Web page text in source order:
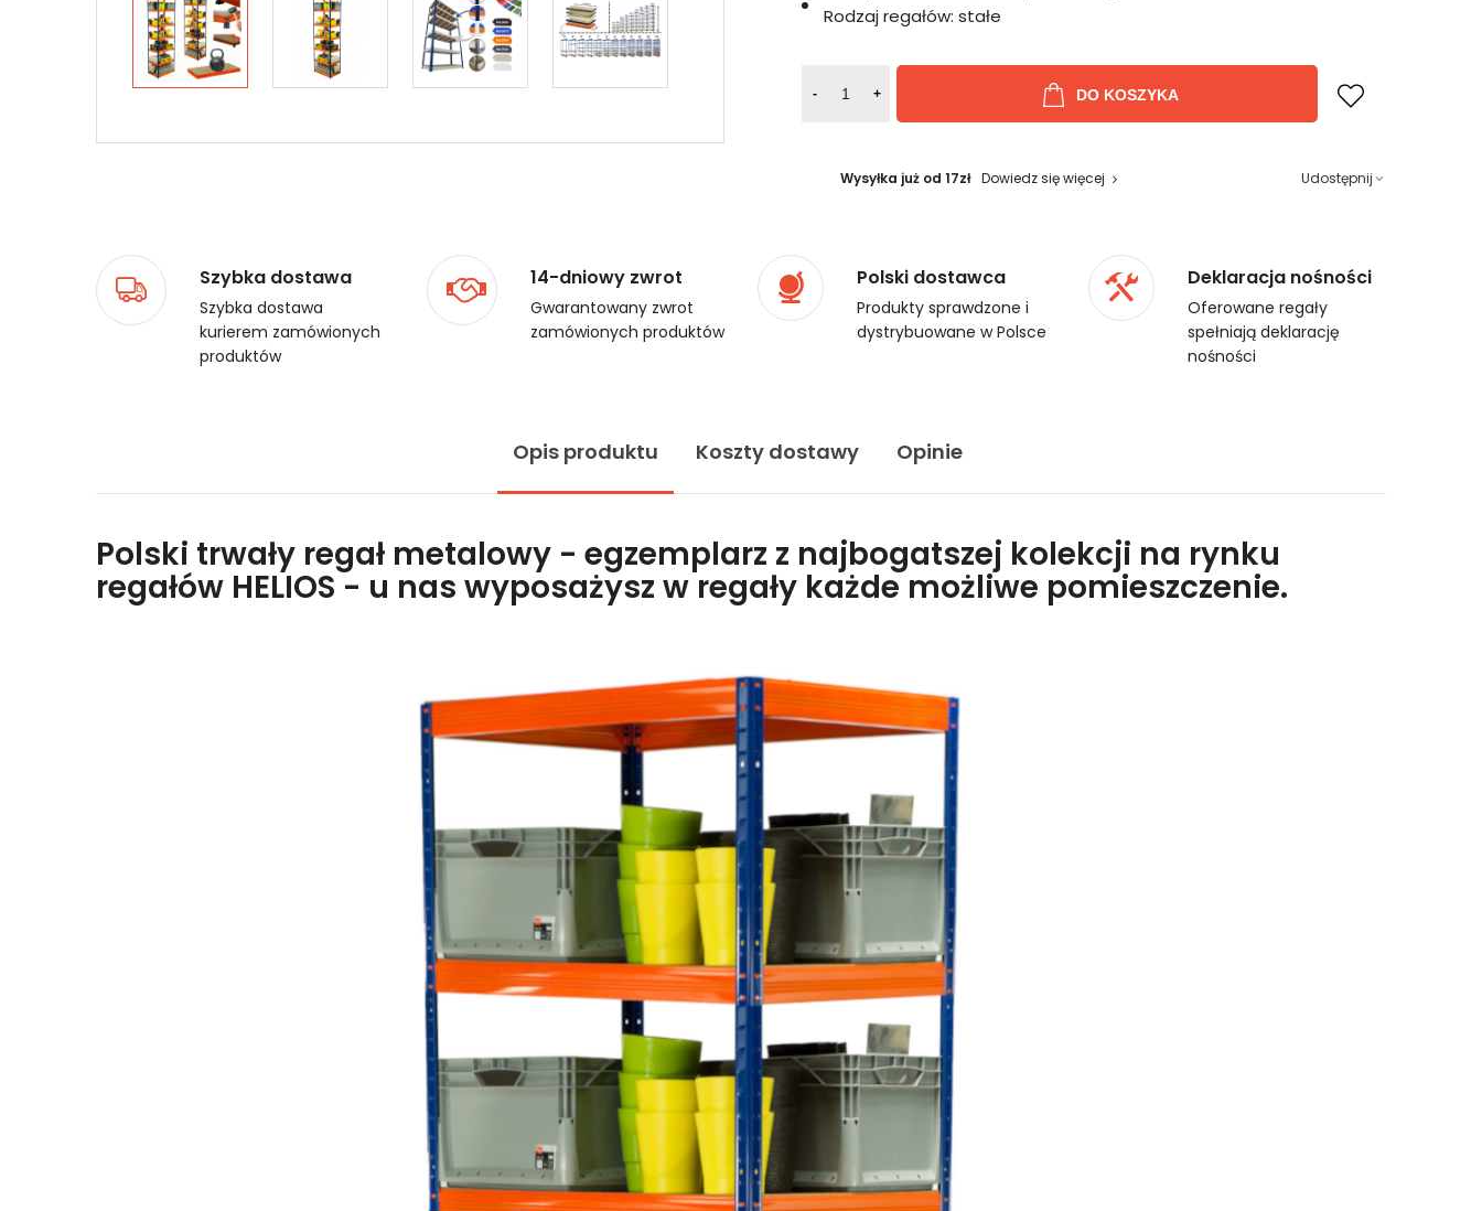
Rodzaj regałów: stałe
- + DO KOSZYKA
Wysyłka już od 17zł Dowiedz się więcej Udostępnij
Szybka dostawa
Szybka dostawa
kurierem zamówionych
produktów
14-dniowy zwrot
Gwarantowany zwrot
zamówionych produktów
Polski dostawca
Produkty sprawdzone i
dystrybuowane w Polsce
Deklaracja nośności
Oferowane regały
spełniają deklarację
nośności
Opis produktu Koszty dostawy Opinie
Polski trwały regał metalowy - egzemplarz z najbogatszej kolekcji na rynku
regałów HELIOS - u nas wyposażysz w regały każde możliwe pomieszczenie.